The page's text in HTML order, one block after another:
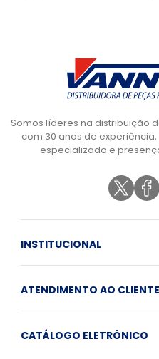
Somos líderes na distribuição
com 30 anos de
especializado e
INSTITUCIONAL
ATENDIMENTO AO CLIENTE
CATÁLOGO ELETRÔNICO